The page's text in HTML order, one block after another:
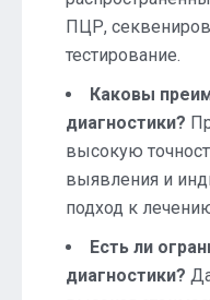
ПЦР,
тестирование.
Каковы
диагностики?
высокую
выявления и
подход к
Есть ли
диагностики?